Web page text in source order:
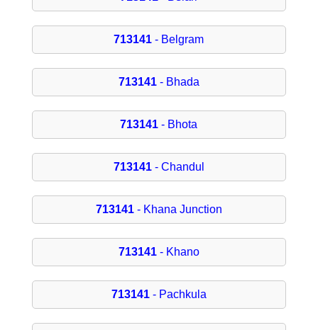
713141 - Belgram
713141- Bhada
713141 - Bhota
713141- Chandul
713141- Khana Junction
713141- Khano
713141- Pachkula